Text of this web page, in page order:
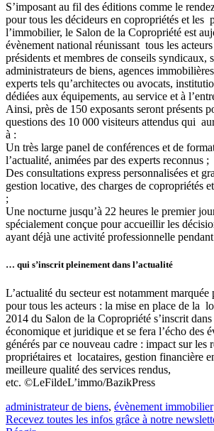
S’imposant au fil des éditions comme le
pour tous les décideurs en copropriétés et les
l’immobilier, le Salon de la Copropriété est
évènement national réunissant tous les
présidents et membres de conseils syndicaux,
administrateurs de biens, agences
experts tels qu’architectes ou avocats,
dédiées aux équipements, au service et à
Ainsi, près de 150 exposants seront présents
questions des 10 000 visiteurs attendus qui
à :
Un très large panel de conférences et de
l’actualité, animées par des experts reconnus ;
Des consultations express personnalisées et
gestion locative, des charges de copropriétés
;
Une nocturne jusqu’à 22 heures le premier
spécialement conçue pour accueillir les
ayant déjà une activité professionnelle
… qui s’inscrit pleinement dans l’actualité
L’actualité du secteur est notamment
pour tous les acteurs : la mise en place de la
2014 du Salon de la Copropriété s’inscrit
économique et juridique et se fera l’écho des
générés par ce nouveau cadre : impact sur les
propriétaires et locataires, gestion financière
meilleure qualité des services rendus,
etc. ©LeFildeL’immo/BazikPress
administrateur de biens, évènement immobilier
Recevez toutes les infos grâce à notre